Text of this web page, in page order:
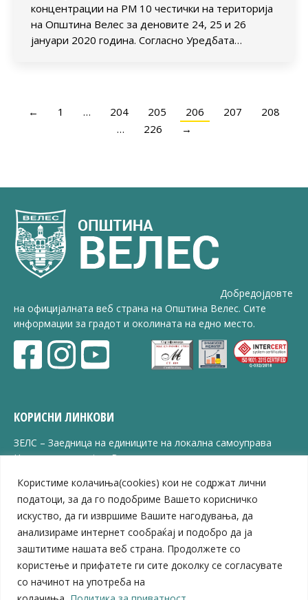
Користиме колачиња(cookies) кои не содржат лични
податоци, за да го подобриме Вашето корисничко
искуство, да ги извршиме Вашите нагодувања, да
анализираме интернет сообраќај и подобро да ја
заштитиме нашата веб страна. Продолжете со
користење и прифатете ги сите доколку се согласувате
со начинот на употреба на
концентрации на PM 10 честички на територија
на Општина Велес за деновите 24, 25 и 26
јануари 2020 година. Согласно Уредбата…
← 1 … 204 205 206 207
208
…
226 →
Добредојдовте
на официјалната веб страна на Општина Велес. Сите
информации за градот и околината на едно место.
КОРИСНИ ЛИНКОВИ
ЗЕЛС – Заедница на единиците на локална самоуправа
Центар за развој на Вардарски плански регион
ЈПССО „Парк – спорт и паркинзи“
ЛБ „Гоце Делчев“
ЛУ „Народен Музеј“
Влада на Република Северна Македонија
Собрание на Република Северна Македонија
Министерство за финансии
Министерство за транспорт
Министерство за локална самоуправа